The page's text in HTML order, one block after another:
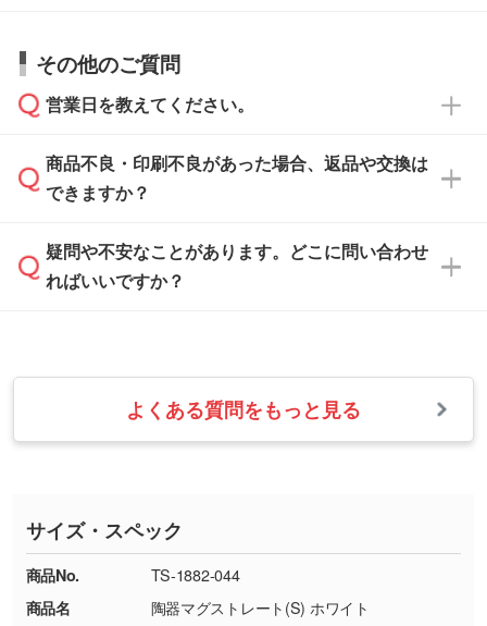
い合わせください。
なお、印刷用データの作り方に関する詳細は、
から添付してお送りください。
しい
解像度の低い画像や、手書きのイラスト、写真
などを、印刷に適したベクターデータに変換し
・フルカラーデータを1色に変換してほしい
・1色印刷でグラデーションや濃淡を表現した
い
す。→詳しく見る
・コーポレートカラーを使って印刷したい／印
刷色にこだわりがある
お見積・ご注文・
相談いただきますと、担当スタッフがお客様の
ご希望や商品の本体色を確認し、印刷色をご提
本体色がブラック、ネイビーなど濃色の場合は
白色か淡い色の印刷色をおすすめしておりま
本体色がナチュラルなど淡色の場合、印刷をく
っきりと目立たせたいときは濃い印刷色が、柔
らかい雰囲気にしたいときは淡い印刷色が映え
また、お選びいただいた印刷色が本体色に合わ
ない場合や仕上がりに影響しそうな場合は、ス
タッフから別の色をご案内することもございま
その他のご質問
営業日を教えてください。
営業日は平日の10:00～18:00で、土日祝日はお
休みとなります。注文・見積・お問い合わせ
速やかに対応いたします。
商品不良・印刷不良があった場合、返品や交換は
できますか？
お手数をお掛けいたしますが、至急担当スタッ
フまでご連絡ください。商品の状況を確認し、
・お届け時に商品が損傷・故障している場合
・ご注文と異なる商品が届いた場合
・印刷不良があった場合
※詳しくは「商品の良品基準について
ください。
【返品・交換ができない場合】
疑問や不安なことがあります。どこに問い合わせ
ればいいですか？
業日以内に担当スタッフよりメールにてご連絡
いたします。
お急ぎの場合はお電話でのご質問も受け付けて
TEL：0422-29-9911 営業時間10:00～
18:00(土日祝日除く)
よくある質問をもっと見る
サイズ・スペック
商品No.
TS-1882-044
商品名
陶器マグストレート(S) ホワイト